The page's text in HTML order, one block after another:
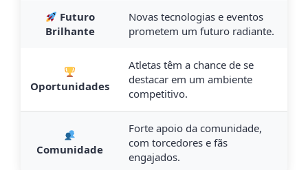
Futuro
Brilhante
Novas tecnologias e eventos
prometem um futuro radiante.
Oportunidades
Atletas têm a chance de se
destacar em um ambiente
competitivo.
Comunidade
Forte apoio da comunidade,
com torcedores e fãs
engajados.